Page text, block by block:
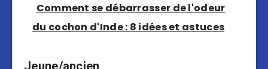
Comment se débarrasser de l'odeur
du cochon d'Inde : 8 idées et astuces